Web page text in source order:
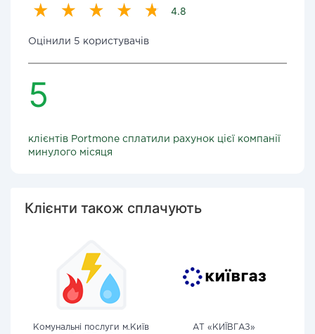
4.8
Оцінили 5 користувачів
5
клієнтів Portmone сплатили рахунок цієї компанії
минулого місяця
Клієнти також сплачують
Комунальні послуги м.Київ
АТ «КИЇВГАЗ»